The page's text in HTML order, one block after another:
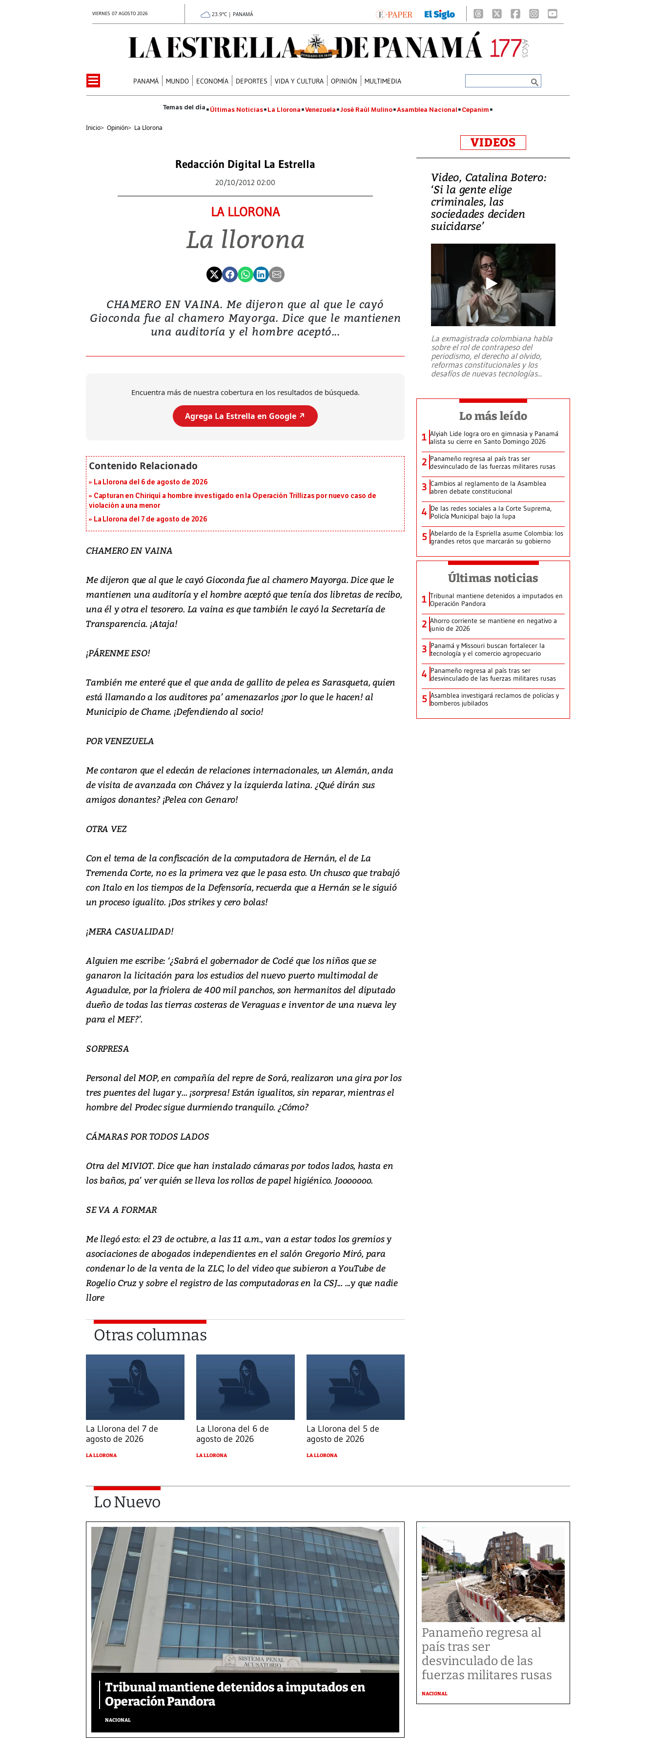
VIERNES 07 AGOSTO 2026 23.9°C | PANAMÁ
PANAMÁ MUNDO ECONOMÍA DEPORTES VIDA Y CULTURA OPINIÓN MULTIMEDIA
Últimas Noticias La Llorona Venezuela José Raúl Mulino Asamblea Nacional Cepanim
Inicio> Opinión> La Llorona
Redacción Digital La Estrella
20/10/2012 02:00
LA LLORONA
La llorona
CHAMERO EN VAINA. Me dijeron que al que le cayó
Gioconda fue al chamero Mayorga. Dice que le mantienen
una auditoría y el hombre aceptó...
Encuentra más de nuestra cobertura en los resultados de búsqueda.
Agrega La Estrella en Google ↗️
La Llorona del 6 de agosto de 2026
Capturan en Chiriquí a hombre investigado en la Operación Trillizas por nuevo caso de
violación a una menor
La Llorona del 7 de agosto de 2026
CHAMERO EN VAINA
Me dijeron que al que le cayó Gioconda fue al chamero Mayorga. Dice que le
mantienen una auditoría y el hombre aceptó que tenía dos libretas de recibo,
una él y otra el tesorero. La vaina es que también le cayó la Secretaría de
Transparencia. ¡Ataja!
¡PÁRENME ESO!
También me enteré que el que anda de gallito de pelea es Sarasqueta, quien
está llamando a los auditores pa’ amenazarlos ¡por lo que le hacen! al
Municipio de Chame. ¡Defendiendo al socio!
POR VENEZUELA
Me contaron que el edecán de relaciones internacionales, un Alemán, anda
de visita de avanzada con Chávez y la izquierda latina. ¿Qué dirán sus
amigos donantes? ¡Pelea con Genaro!
OTRA VEZ
Con el tema de la confiscación de la computadora de Hernán, el de La
Tremenda Corte, no es la primera vez que le pasa esto. Un chusco que trabajó
con Italo en los tiempos de la Defensoría, recuerda que a Hernán se le siguió
un proceso igualito. ¡Dos strikes y cero bolas!
¡MERA CASUALIDAD!
Alguien me escribe: ‘¿Sabrá el gobernador de Coclé que los niños que se
ganaron la licitación para los estudios del nuevo puerto multimodal de
Aguadulce, por la friolera de 400 mil panchos, son hermanitos del diputado
dueño de todas las tierras costeras de Veraguas e inventor de una nueva ley
para el MEF?’.
SORPRESA
Personal del MOP, en compañía del repre de Sorá, realizaron una gira por los
tres puentes del lugar y... ¡sorpresa! Están igualitos, sin reparar, mientras el
hombre del Prodec sigue durmiendo tranquilo. ¿Cómo?
CÁMARAS POR TODOS LADOS
Otra del MIVIOT. Dice que han instalado cámaras por todos lados, hasta en
los baños, pa’ ver quién se lleva los rollos de papel higiénico. Jooooooo.
SE VA A FORMAR
Me llegó esto: el 23 de octubre, a las 11 a.m., van a estar todos los gremios y
asociaciones de abogados independientes en el salón Gregorio Miró, para
condenar lo de la venta de la ZLC, lo del video que subieron a YouTube de
Rogelio Cruz y sobre el registro de las computadoras en la CSJ... ...y que nadie
llore
Otras columnas
La Llorona del 7 de
agosto de 2026
LA LLORONA
La Llorona del 6 de
agosto de 2026
LA LLORONA
La Llorona del 5 de
agosto de 2026
LA LLORONA
VIDEOS
Video, Catalina Botero:
‘Si la gente elige
criminales, las
sociedades deciden
suicidarse’
La exmagistrada colombiana habla
sobre el rol de contrapeso del
periodismo, el derecho al olvido,
reformas constitucionales y los
desafíos de nuevas tecnologías...
Lo más leído
1 Alyiah Lide logra oro en gimnasia y Panamá
alista su cierre en Santo Domingo 2026
2 Panameño regresa al país tras ser
desvinculado de las fuerzas militares rusas
3 Cambios al reglamento de la Asamblea
abren debate constitucional
4 De las redes sociales a la Corte Suprema,
Policía Municipal bajo la lupa
5 Abelardo de la Espriella asume Colombia: los
grandes retos que marcarán su gobierno
Últimas noticias
1 Tribunal mantiene detenidos a imputados en
Operación Pandora
2 Ahorro corriente se mantiene en negativo a
junio de 2026
3 Panamá y Missouri buscan fortalecer la
tecnología y el comercio agropecuario
4 Panameño regresa al país tras ser
desvinculado de las fuerzas militares rusas
5 Asamblea investigará reclamos de policías y
bomberos jubilados
Lo Nuevo
Tribunal mantiene detenidos a imputados en
Operación Pandora
NACIONAL
Panameño regresa al
país tras ser
desvinculado de las
fuerzas militares rusas
NACIONAL